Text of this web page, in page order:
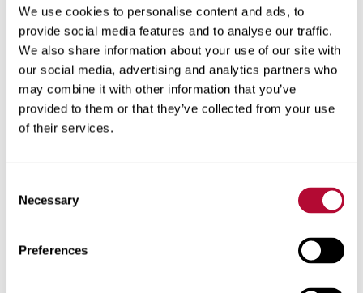
We use cookies to personalise content and ads, to
provide social media features and to analyse our traffic.
We also share information about your use of our site with
our social media, advertising and analytics partners who
may combine it with other information that you’ve
provided to them or that they’ve collected from your use
of their services.
Selection
Necessary
Preferences
Cidade
CEP/Código postal